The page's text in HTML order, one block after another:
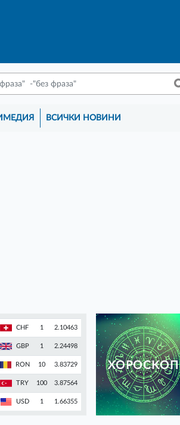
ВСИЧКИ НОВИНИ
CHF 1 2.10463
GBP 1 2.24498
RON 10 3.83729
TRY 100 3.87564
USD 1 1.66355
ХОРОСКОП